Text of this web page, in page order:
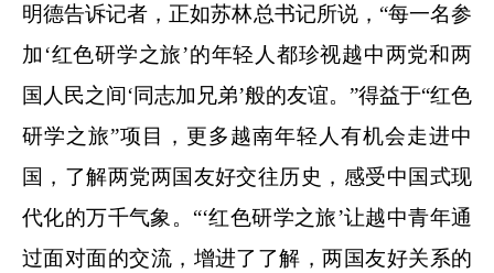
明德告诉记者，正如苏林总书记所说，“每一名参
加‘红色研学之旅’的年轻人都珍视越中两党和两
国人民之间‘同志加兄弟’般的友谊。”得益于“红色
研学之旅”项目，更多越南年轻人有机会走进中
国，了解两党两国友好交往历史，感受中国式现
代化的万千气象。“‘红色研学之旅’让越中青年通
过面对面的交流，增进了了解，两国友好关系的